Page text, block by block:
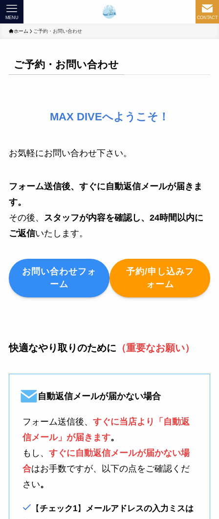
CONTACT
MENU
ホーム ご予約・お問い合わせ
ご予約・お問い合わせ
MAX DIVEへようこそ！
お気軽にお問い合わせ下さい。
フォーム送信後、すぐに自動返信メールが届きま
す。
その後、 スタッフが内容を確認し、24時間以内に
ご返信いたします。
お問い合わせフォ
ーム
予約/申し込みフ
ォーム
快適なやり取りのために （重要なお願い）
自動返信メールが届かない場合
フォーム送信後、 すぐに当店より「自動返
信メール」が届きます。
もし、 すぐに自動返信メールが届かない場
合はお手数ですが、以下の点をご確認くだ
さい。
【チェック1】 メールアドレスの入力ミスは